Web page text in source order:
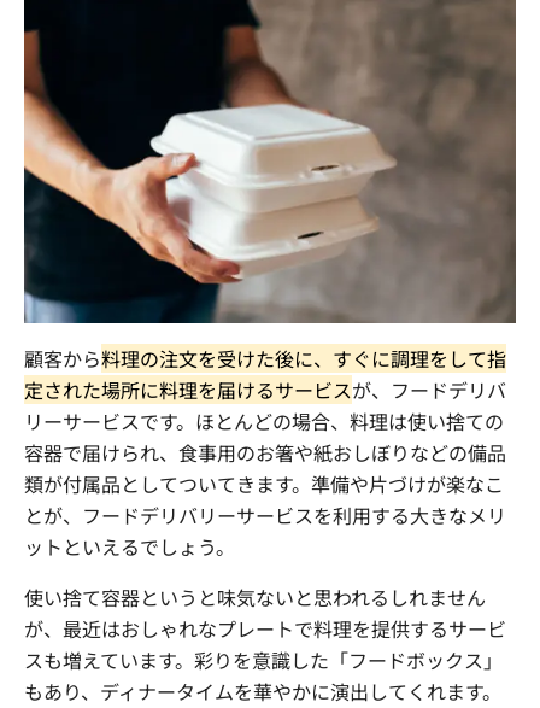
顧客から料理の注文を受けた後に、すぐに調理をして指
定された場所に料理を届けるサービスが、フードデリバ
リーサービスです。ほとんどの場合、料理は使い捨ての
容器で届けられ、食事用のお箸や紙おしぼりなどの備品
類が付属品としてついてきます。準備や片づけが楽なこ
とが、フードデリバリーサービスを利用する大きなメリ
ットといえるでしょう。
使い捨て容器というと味気ないと思われるしれません
が、最近はおしゃれなプレートで料理を提供するサービ
スも増えています。彩りを意識した「フードボックス」
もあり、ディナータイムを華やかに演出してくれます。